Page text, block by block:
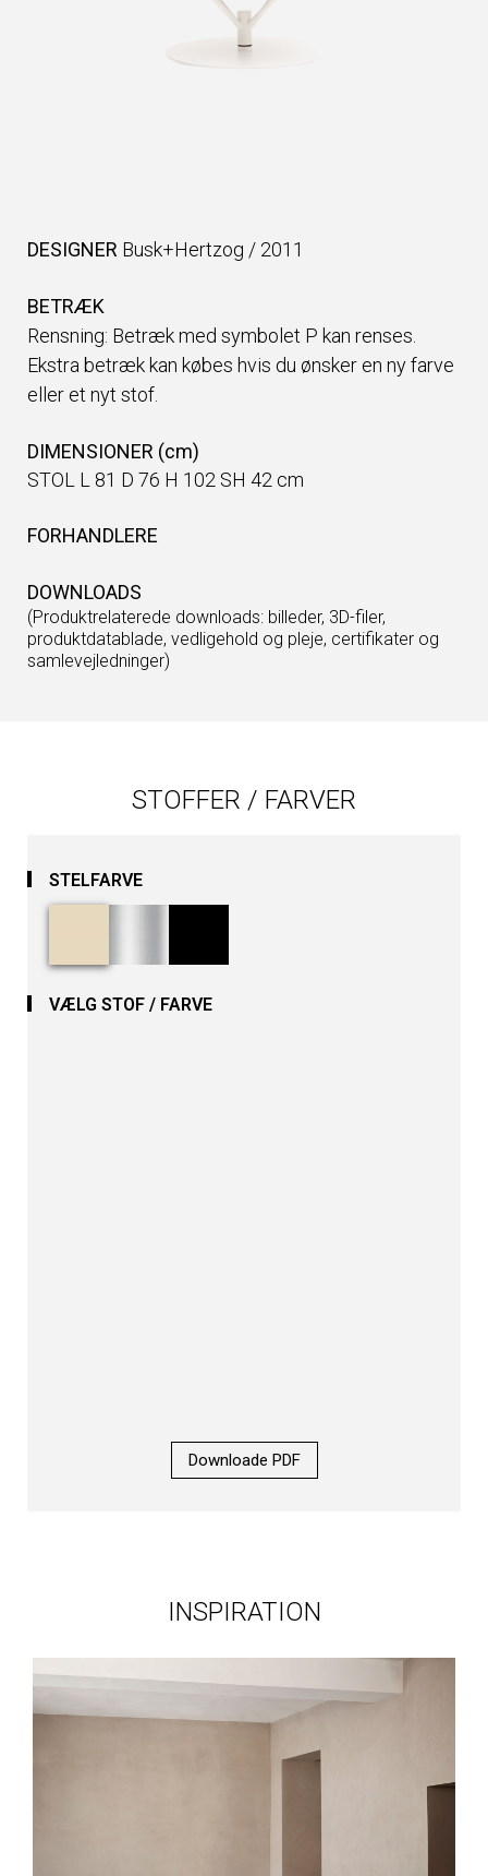
DESIGNER Busk+Hertzog / 2011
BETRÆK
Rensning: Betræk med symbolet P kan renses.
Ekstra betræk kan købes hvis du ønsker en ny farve
eller et nyt stof.
DIMENSIONER (cm)
STOL L 81 D 76 H 102 SH 42 cm
FORHANDLERE
DOWNLOADS
(Produktrelaterede downloads: billeder, 3D-filer,
produktdatablade, vedligehold og pleje, certifikater og
samlevejledninger)
STOFFER / FARVER
STELFARVE
VÆLG STOF / FARVE
Downloade PDF
INSPIRATION